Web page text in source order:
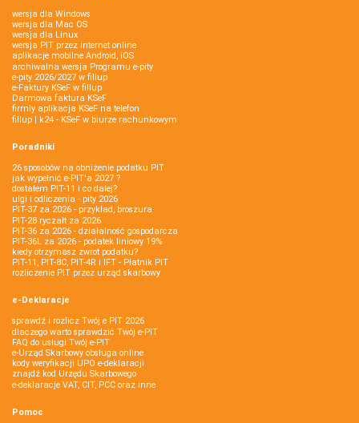
wersja dla Windows
wersja dla Mac OS
wersja dla Linux
wersja PIT przez internet online
aplikacje mobilne Android, iOS
archiwalna wersja Programu e-pity
e-pity 2026/2027 w fillup
e‑Faktury KSeF w fillup
Darmowa faktura KSeF
firmly aplikacja KSeF na telefon
fillup | k24 - KSeF w biurze rachunkowym
Poradniki
26 sposobów na obniżenie podatku PIT
jak wypełnić e-PIT'a 2027 ?
dostałem PIT-11 i co dalej?
ulgi i odliczenia - pity 2026
PIT-37 za 2026 - przykład, broszura
PIT-28 ryczałt za 2026
PIT-36 za 2026 - działalność gospodarcza
PIT-36L za 2026 - podatek liniowy 19%
kiedy otrzymasz zwrot podatku?
PIT-11, PIT-8C, PIT-4R i IFT - Płatnik PIT
rozliczenie PIT przez urząd skarbowy
e-Deklaracje
sprawdź i rozlicz Twój e PIT 2026
dlaczego warto sprawdzić Twój e-PIT
FAQ do usługi Twój e-PIT
e-Urząd Skarbowy obsługa online
kody weryfikacji UPO e-deklaracji
znajdź kod Urzędu Skarbowego
e-deklaracje VAT, CIT, PCC oraz inne
Pomoc